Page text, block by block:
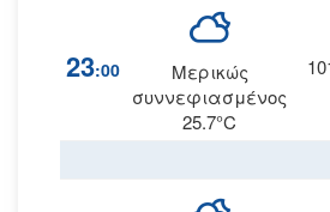
23:00
Μερικώς
συννεφιασμένος
25.7°C